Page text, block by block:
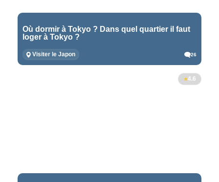
Où dormir à Tokyo ? Dans quel quartier il faut
loger à Tokyo ?
Visiter le Japon 26
4.6